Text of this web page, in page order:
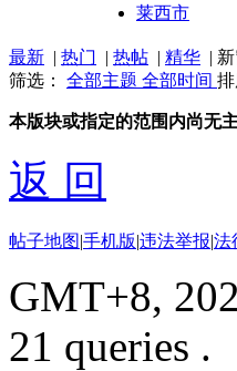
莱西市
最新 | 热门 | 热帖 | 精华 |
筛选： 全部主题 全部时间 排
本版块或指定的范围内尚无
返 回
帖子地图|手机版|违法举报|法
GMT+8,
21 queries .